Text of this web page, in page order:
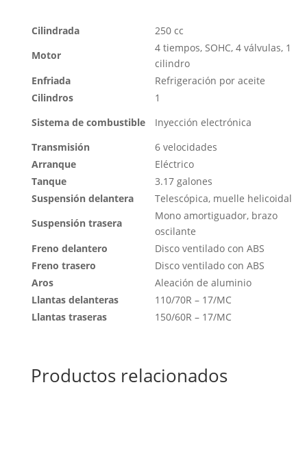
Cilindrada
250 cc
Motor
4 tiempos, SOHC, 4 válvulas, 1
cilindro
Enfriada
Refrigeración por aceite
Cilindros
1
Sistema de combustible
Inyección electrónica
Transmisión
6 velocidades
Arranque
Eléctrico
Tanque
3.17 galones
Suspensión delantera
Telescópica, muelle helicoidal
Suspensión trasera
Mono amortiguador, brazo
oscilante
Freno delantero
Disco ventilado con ABS
Freno trasero
Disco ventilado con ABS
Aros
Aleación de aluminio
Llantas delanteras
110/70R – 17/MC
Llantas traseras
150/60R – 17/MC
Productos relacionados